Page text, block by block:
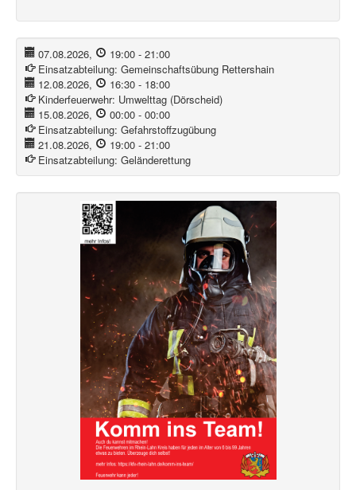
07.08.2026, 19:00- 21:00
Einsatzabteilung:Gemeinschaftsübung Rettershain
12.08.2026, 16:30- 18:00
Kinderfeuerwehr: Umwelttag (Dörscheid)
15.08.2026, 00:00- 00:00
Einsatzabteilung:Gefahrstoffzugübung
21.08.2026, 19:00- 21:00
Einsatzabteilung:Geländerettung